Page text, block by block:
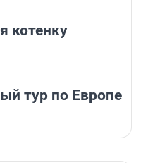
котенку
тур по Европе